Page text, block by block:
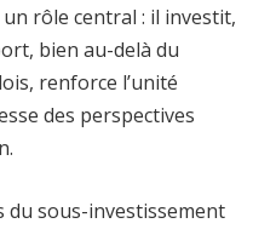
rôle central : il investit,
bien au-delà du
renforce l’unité
des perspectives
du sous-investissement